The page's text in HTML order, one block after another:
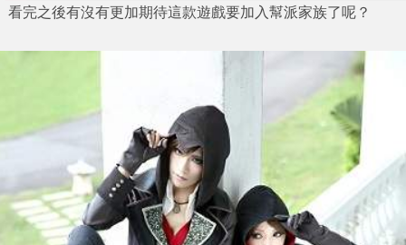
看完之後有沒有更加期待這款遊戲要加入幫派家族了呢？